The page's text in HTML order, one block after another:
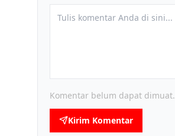
Komentar belum dapat dimuat.
Kirim Komentar